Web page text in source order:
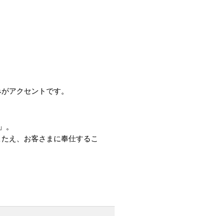
アクセントです。
。
え、お客さまに奉仕するこ